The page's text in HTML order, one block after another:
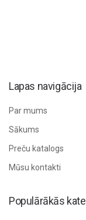
Lapas navigācija
Par mums
Sākums
Preču katalogs
Mūsu kontakti
Populārākās